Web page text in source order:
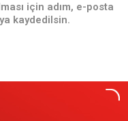
için adım, e-posta
kaydedilsin.